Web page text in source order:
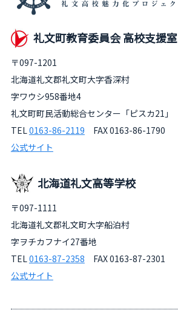
礼文町教育委員会 高校支援室
〒097-1201
北海道礼文郡礼文町大字香深村
字ワウシ958番地4
礼文町町民活動総合センター「ピスカ21」
TEL 0163-86-2119 FAX 0163-86-1790
公式サイト
北海道礼文高等学校
〒097-1111
北海道礼文郡礼文町大字船泊村
字ヲチカフナイ27番地
TEL 0163-87-2358 FAX 0163-87-2301
公式サイト